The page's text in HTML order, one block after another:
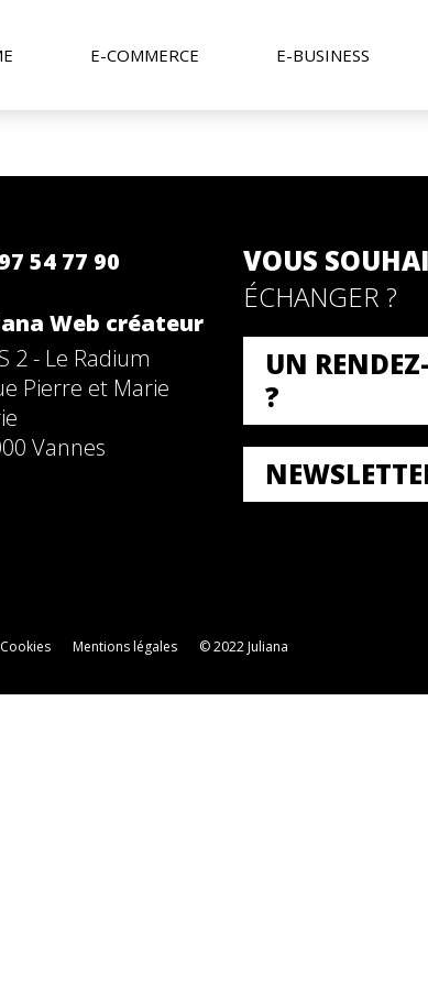
E-COMMERCE E-BUSINESS
54 77 90
Web créateur
2 - Le Radium
Pierre et Marie
Vannes
VOUS
ÉCHANGER ?
UN
?
Cookies Mentions légales © 2022 Juliana